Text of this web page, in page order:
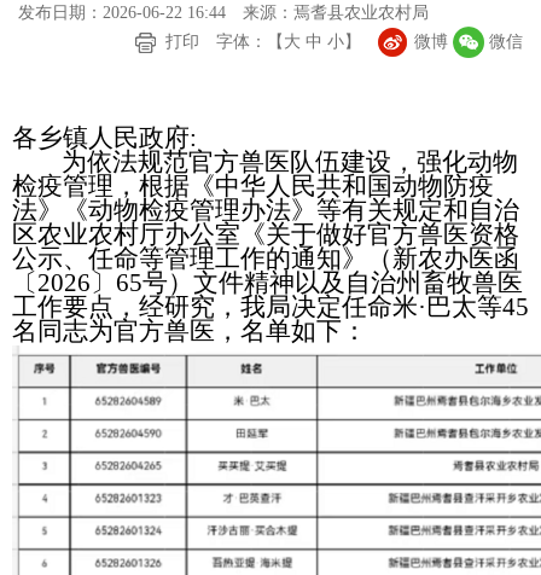
发布日期：2026-06-22 16:44
来源：焉耆县农业农村局
打印
字体：【 大 中 小】 微博 微信
各乡镇人民政府:
为依法规范官方兽医队伍建设，强化动物
检疫管理， 根据 《中华人民共和国动物防疫
法》《动物检疫管理办法》等有关规定和 自治
区农业农村厅办公室 《关于做好官方兽医资格
公示、任命等管理工作的通知》
（新农办医函
〔 2026 〕 65号） 文件精神以及 自治州畜牧兽医
工作要点，经研究，我局决定任命米·巴太等45
名同志为官方兽医，名单如下 ：